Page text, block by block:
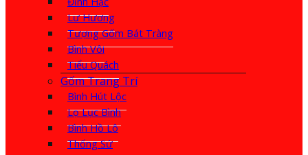
Lư Hương
Tượng Gốm Bát Tràng
Bình Vôi
Tiểu Quách
Gốm Trang Trí
Bình Hút Lộc
Lọ Lục Bình
Bình Hồ Lô
Thống Sứ